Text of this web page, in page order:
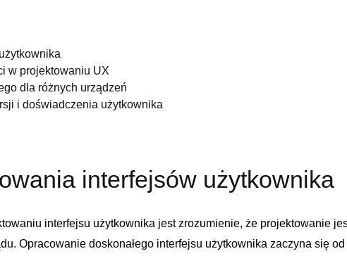
w ‍projektowaniu‌ UX
dla ⁤różnych urządzeń
i doświadczenia użytkownika
interfejsów użytkownika
interfejsu użytkownika jest zrozumienie,‍ że​ projektowanie‍
Opracowanie doskonałego interfejsu użytkownika zaczyna się​ od